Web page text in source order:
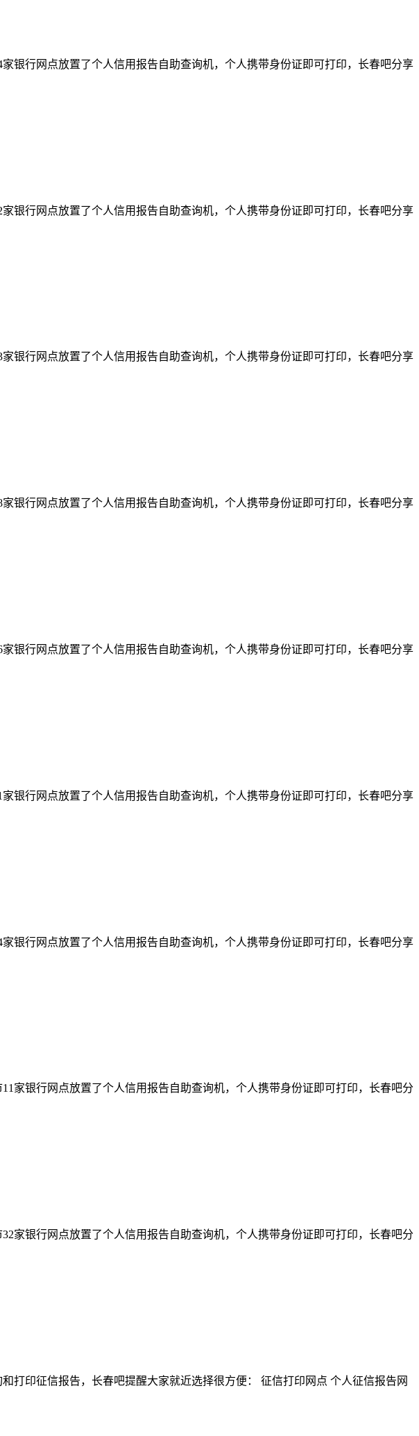
银行网点放置了个人信用报告自助查询机，个人携带身份证即可打印，长春吧分享
银行网点放置了个人信用报告自助查询机，个人携带身份证即可打印，长春吧分享
银行网点放置了个人信用报告自助查询机，个人携带身份证即可打印，长春吧分享
银行网点放置了个人信用报告自助查询机，个人携带身份证即可打印，长春吧分享
银行网点放置了个人信用报告自助查询机，个人携带身份证即可打印，长春吧分享
银行网点放置了个人信用报告自助查询机，个人携带身份证即可打印，长春吧分享
银行网点放置了个人信用报告自助查询机，个人携带身份证即可打印，长春吧分享
家银行网点放置了个人信用报告自助查询机，个人携带身份证即可打印，长春吧分
家银行网点放置了个人信用报告自助查询机，个人携带身份证即可打印，长春吧分
打印征信报告，长春吧提醒大家就近选择很方便： 征信打印网点 个人征信报告网